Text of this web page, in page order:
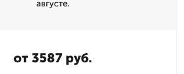
августе.
от 3587 руб.